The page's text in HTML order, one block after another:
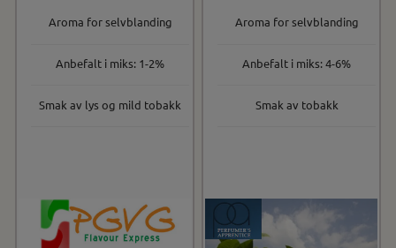
Aroma for selvblanding
Anbefalt i miks: 1-2%
Smak av lys og mild tobakk
Aroma for selvblanding
Anbefalt i miks: 4-6%
Smak av tobakk